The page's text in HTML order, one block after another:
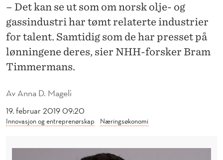
E
N
T
M
T
E
Av Anna D. Mageli
19. februar 2019 09:20
Innovasjon og entreprenørskap Næringsøkonomi
– Det kan se ut som om norsk olje- og
gassindustri har tømt relaterte industrier
for talent. Samtidig som de har presset på
lønningene deres, sier NHH-forsker Bram
Timmermans.